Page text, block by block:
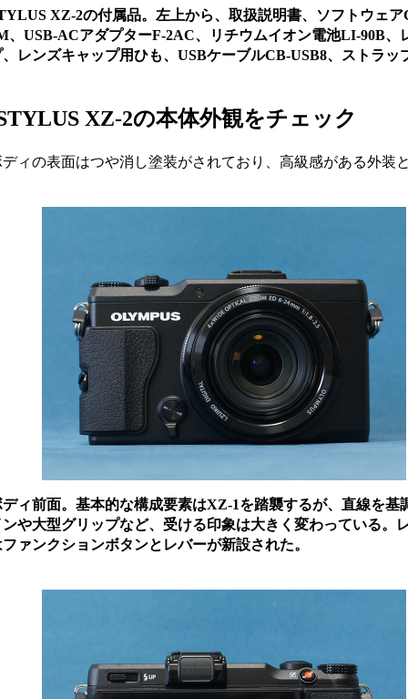
XZ-2の付属品。左上から、取扱説明書、ソフトウェア
、USB-ACアダプターF-2AC、リチウムイオン電池LI-90B、
レンズキャップ用ひも、USBケーブルCB-USB8、ストラッ
XZ-2の本体外観をチェック
ィの表面はつや消し塗装がされており、高級感がある外装
ィ前面。基本的な構成要素はXZ-1を踏襲するが、直線を基
や大型グリップなど、受ける印象は大きく変わっている。
ァンクションボタンとレバーが新設された。